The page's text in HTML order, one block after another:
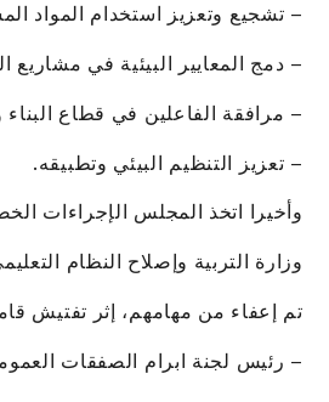
– تشجيع وتعزيز استخدام المواد
– دمج المعايير البيئية في مشاريع
– مرافقة الفاعلين في قطاع
– تعزيز التنظيم البيئي وتطبيقه.
وأخيرا اتخذ المجلس الإجراءات
وزارة التربية وإصلاح النظام
تم إعفاء من مهامهم، إثر تفتيش
– رئيس لجنة ابرام الصفقات